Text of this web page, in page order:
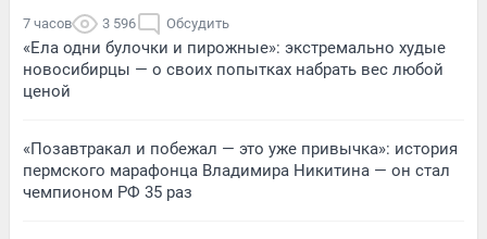
7 часов 3 596 Обсудить
«Ела одни булочки и пирожные»: экстремально худые
новосибирцы — о своих попытках набрать вес любой
ценой
«Позавтракал и побежал — это уже привычка»: история
пермского марафонца Владимира Никитина — он стал
чемпионом РФ 35 раз